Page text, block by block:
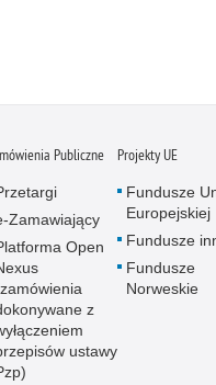
Publiczne
Zamawiający
Open
z
ustawy
Projekty UE
Fundusze
Europejskiej
Fundusze
Fundusze
Norweskie